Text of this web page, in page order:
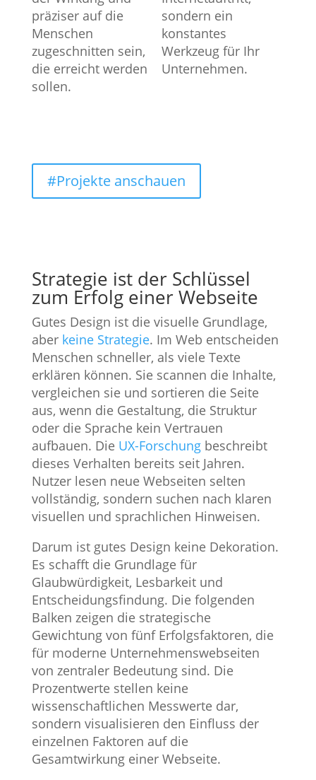
präziser auf die
Menschen
zugeschnitten sein,
die erreicht werden
sollen.
sondern ein
konstantes
Werkzeug für Ihr
Unternehmen.
#Projekte anschauen
Strategie ist der Schlüssel
zum Erfolg einer Webseite
Gutes Design ist die visuelle Grundlage,
aber keine Strategie. Im Web entscheiden
Menschen schneller, als viele Texte
erklären können. Sie scannen die Inhalte,
vergleichen sie und sortieren die Seite
aus, wenn die Gestaltung, die Struktur
oder die Sprache kein Vertrauen
aufbauen. Die UX-Forschungbeschreibt
dieses Verhalten bereits seit Jahren.
Nutzer lesen neue Webseiten selten
vollständig, sondern suchen nach klaren
visuellen und sprachlichen Hinweisen.
Darum ist gutes Design keine Dekoration.
Es schafft die Grundlage für
Glaubwürdigkeit, Lesbarkeit und
Entscheidungsfindung. Die folgenden
Balken zeigen die strategische
Gewichtung von fünf Erfolgsfaktoren, die
für moderne Unternehmenswebseiten
von zentraler Bedeutung sind. Die
Prozentwerte stellen keine
wissenschaftlichen Messwerte dar,
sondern visualisieren den Einfluss der
einzelnen Faktoren auf die
Gesamtwirkung einer Webseite.